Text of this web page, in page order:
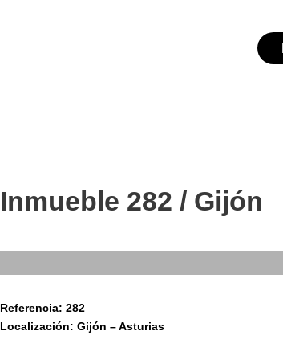
Inmueble 282 / Gijón
Referencia: 282
Localización: Gijón – Asturias